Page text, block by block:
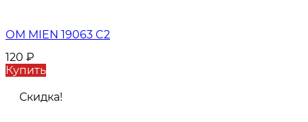
ОМ MIEN 19063 C2
120 ₽
Купить
Скидка!